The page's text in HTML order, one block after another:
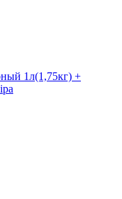
1л(1,75кг) +